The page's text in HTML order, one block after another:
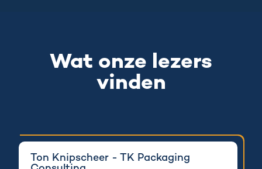
Wat onze lezers
vinden
Ton Knipscheer - TK Packaging